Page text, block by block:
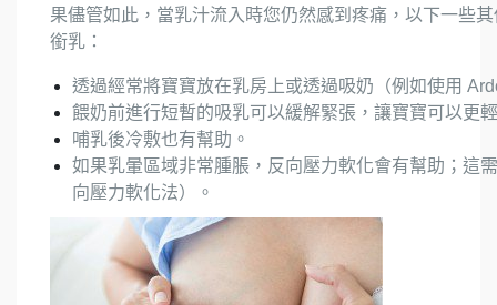
果儘管如此，當乳汁流入時您仍然感到疼痛，以下一些
銜乳：
透過經常將寶寶放在乳房上或透過吸奶（例如使用
餵奶前進行短暫的吸乳可以緩解緊張，讓寶寶可以更
哺乳後冷敷也有幫助。
如果乳暈區域非常腫脹，反向壓力軟化會有幫助；這
向壓力軟化法）。